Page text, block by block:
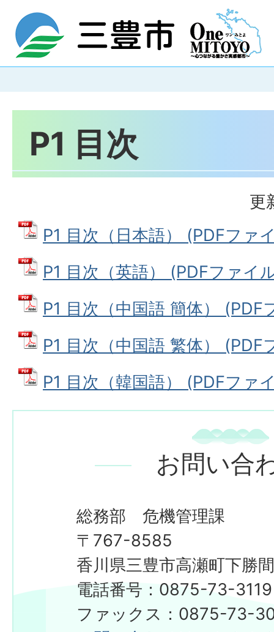
P1 目次
更
P1 目次（日本語） (PDFファ
P1 目次（英語） (PDFファイ
P1 目次（中国語 簡体） (PDF
P1 目次（中国語 繁体）
P1 目次（韓国語） (PDFファ
お問い合
総務部 危機管理課
〒767-8585
香川県三豊市高瀬町下勝
電話番号：0875-73-3119
ファックス：0875-73-